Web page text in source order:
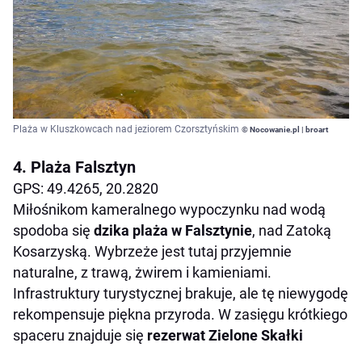
Plaża w Kluszkowcach nad jeziorem Czorsztyńskim © Nocowanie.pl | broart
4. Plaża Falsztyn
GPS: 49.4265, 20.2820
Miłośnikom kameralnego wypoczynku nad wodą
spodoba się dzika plaża w Falsztynie, nad Zatoką
Kosarzyską. Wybrzeże jest tutaj przyjemnie
naturalne, z trawą, żwirem i kamieniami.
Infrastruktury turystycznej brakuje, ale tę niewygodę
rekompensuje piękna przyroda. W zasięgu krótkiego
spaceru znajduje się rezerwat Zielone Skałki